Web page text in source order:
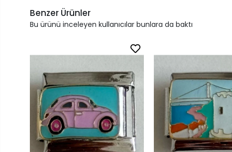
Benzer Ürünler
Bu ürünü inceleyen kullanıcılar bunlara da baktı